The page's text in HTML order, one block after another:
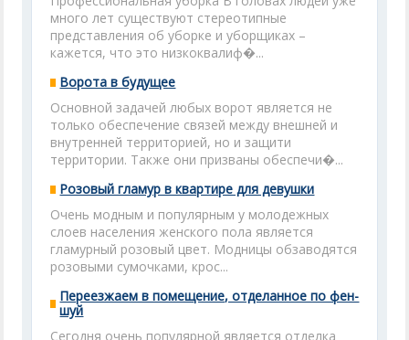
много лет существуют стереотипные
представления об уборке и уборщиках –
кажется, что это низкоквалиф�...
Ворота в будущее
Основной задачей любых ворот является не
только обеспечение связей между внешней и
внутренней территорией, но и защити
территории. Также они призваны обеспечи�...
Розовый гламур в квартире для девушки
Очень модным и популярным у молодежных
слоев населения женского пола является
гламурный розовый цвет. Модницы обзаводятся
розовыми сумочками, крос...
Переезжаем в помещение, отделанное по фен-
шуй
Сегодня очень популярной является отделка